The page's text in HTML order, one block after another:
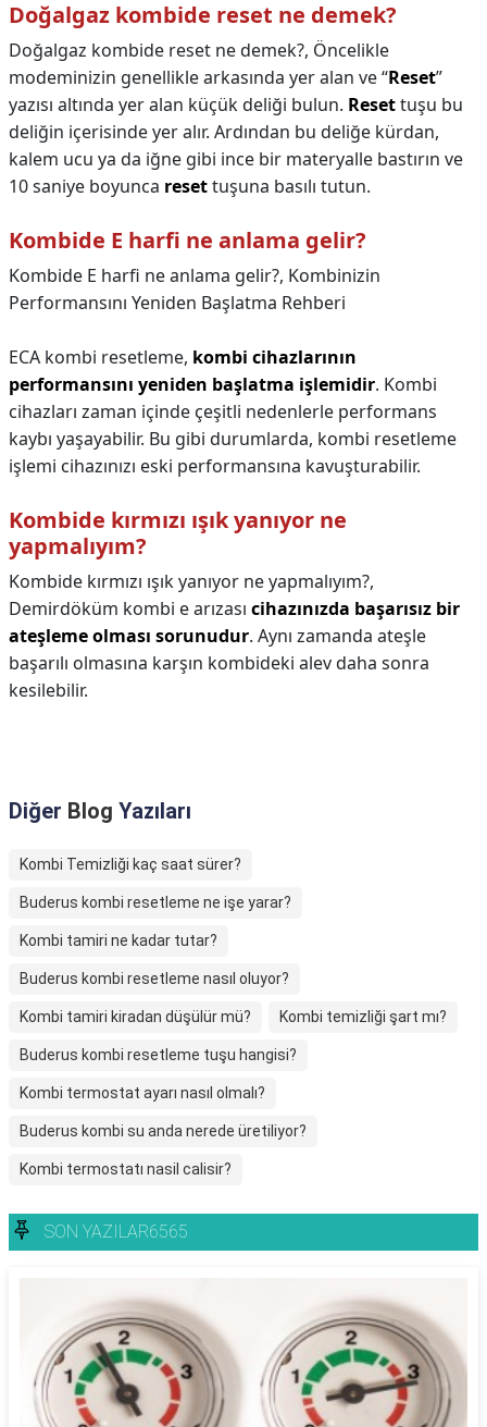
Doğalgaz kombide reset ne demek?
Doğalgaz kombide reset ne demek?, Öncelikle
modeminizin genellikle arkasında yer alan ve “Reset”
yazısı altında yer alan küçük deliği bulun. Resettuşu bu
deliğin içerisinde yer alır. Ardından bu deliğe kürdan,
kalem ucu ya da iğne gibi ince bir materyalle bastırın ve
10 saniye boyunca resettuşuna basılı tutun.
Kombide E harfi ne anlama gelir?
Kombide E harfi ne anlama gelir?, Kombinizin
Performansını Yeniden Başlatma Rehberi
ECA kombi resetleme, kombi cihazlarının
performansını yeniden başlatma işlemidir. Kombi
cihazları zaman içinde çeşitli nedenlerle performans
kaybı yaşayabilir. Bu gibi durumlarda, kombi resetleme
işlemi cihazınızı eski performansına kavuşturabilir.
Kombide kırmızı ışık yanıyor ne
yapmalıyım?
Kombide kırmızı ışık yanıyor ne yapmalıyım?,
Demirdöküm kombi e arızası cihazınızda başarısız bir
ateşleme olması sorunudur. Aynı zamanda ateşle
başarılı olmasına karşın kombideki alev daha sonra
kesilebilir.
Diğer Blog Yazıları
Kombi Temizliği kaç saat sürer?
Buderus kombi resetleme ne işe yarar?
Kombi tamiri ne kadar tutar?
Buderus kombi resetleme nasıl oluyor?
Kombi tamiri kiradan düşülür mü? Kombi temizliği şart mı?
Buderus kombi resetleme tuşu hangisi?
Kombi termostat ayarı nasıl olmalı?
Buderus kombi su anda nerede üretiliyor?
Kombi termostatı nasil calisir?
SON YAZILAR6565